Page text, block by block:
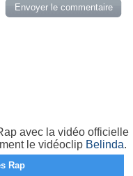
avec la vidéo officielle
le vidéoclip Belinda.
Rap